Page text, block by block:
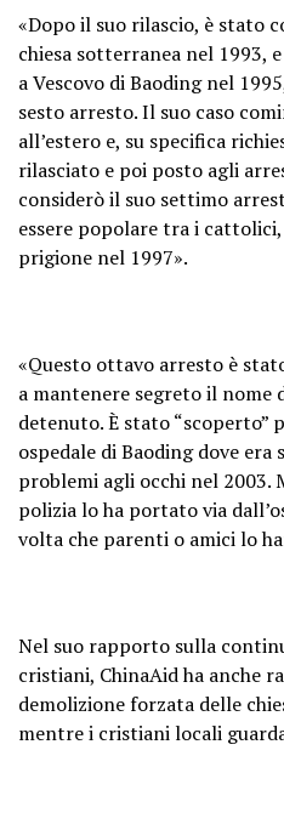
«Dopo il suo rilascio, è stato
chiesa sotterranea nel 1993,
a Vescovo di Baoding nel
sesto arresto. Il suo caso
all’estero e, su specifica
rilasciato e poi posto agli
considerò il suo settimo
essere popolare tra i
prigione nel 1997».
«Questo ottavo arresto è
a mantenere segreto il nome
detenuto. È stato “scoperto”
ospedale di Baoding dove
problemi agli occhi nel 2003.
polizia lo ha portato via
volta che parenti o amici lo
Nel suo rapporto sulla
cristiani, ChinaAid ha anche
demolizione forzata delle
mentre i cristiani locali